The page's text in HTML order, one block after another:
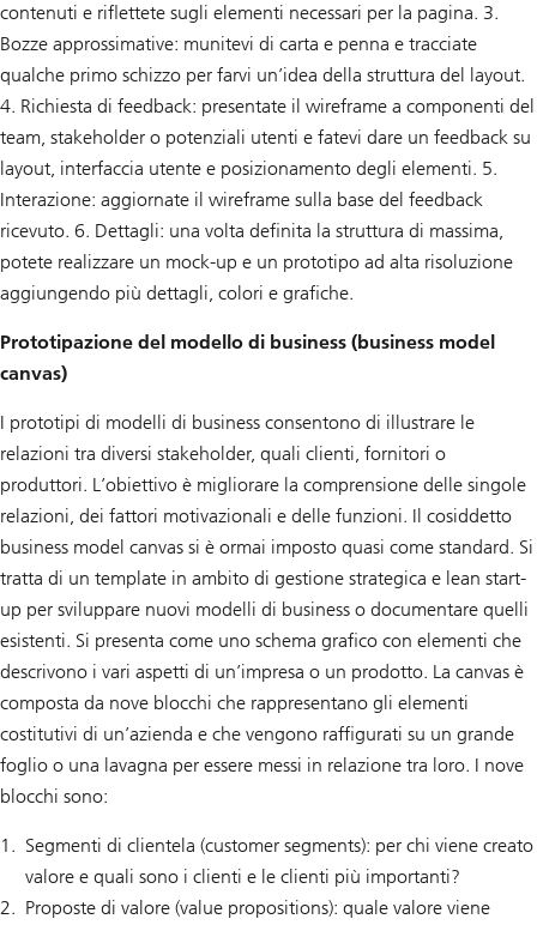
contenuti e riflettete sugli elementi necessari per la pagina. 3.
Bozze approssimative: munitevi di carta e penna e tracciate
qualche primo schizzo per farvi un’idea della struttura del layout.
4. Richiesta di feedback: presentate il wireframe a componenti del
team, stakeholder o potenziali utenti e fatevi dare un feedback su
layout, interfaccia utente e posizionamento degli elementi. 5.
Interazione: aggiornate il wireframe sulla base del feedback
ricevuto. 6. Dettagli: una volta definita la struttura di massima,
potete realizzare un mock-up e un prototipo ad alta risoluzione
aggiungendo più dettagli, colori e grafiche.
Prototipazione del modello di business (business model
canvas)
I prototipi di modelli di business consentono di illustrare le
relazioni tra diversi stakeholder, quali clienti, fornitori o
produttori. L’obiettivo è migliorare la comprensione delle singole
relazioni, dei fattori motivazionali e delle funzioni. Il cosiddetto
business model canvas si è ormai imposto quasi come standard. Si
tratta di un template in ambito di gestione strategica e lean start-
up per sviluppare nuovi modelli di business o documentare quelli
esistenti. Si presenta come uno schema grafico con elementi che
descrivono i vari aspetti di un’impresa o un prodotto. La canvas è
composta da nove blocchi che rappresentano gli elementi
costitutivi di un’azienda e che vengono raffigurati su un grande
foglio o una lavagna per essere messi in relazione tra loro. I nove
blocchi sono:
Segmenti di clientela (customer segments): per chi viene creato
valore e quali sono i clienti e le clienti più importanti?
Proposte di valore (value propositions): quale valore viene